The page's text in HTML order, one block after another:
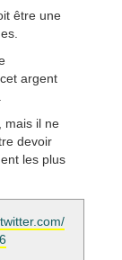
être une
argent
mais il ne
devoir
les plus